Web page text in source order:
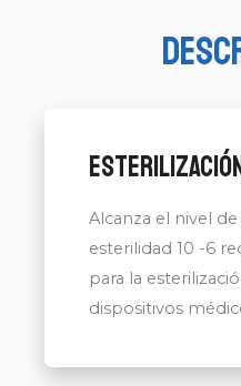
Alcanza el nivel
esterilidad 10 -6
para la
dispositivos